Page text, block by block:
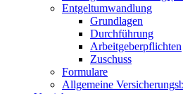
Entgeltumwandlung
Grundlagen
Durchführung
Arbeitgeberpflichten
Zuschuss
Formulare
Allgemeine